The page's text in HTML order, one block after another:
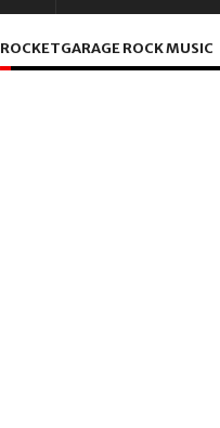
ROCKETGARAGE ROCK MUSIC